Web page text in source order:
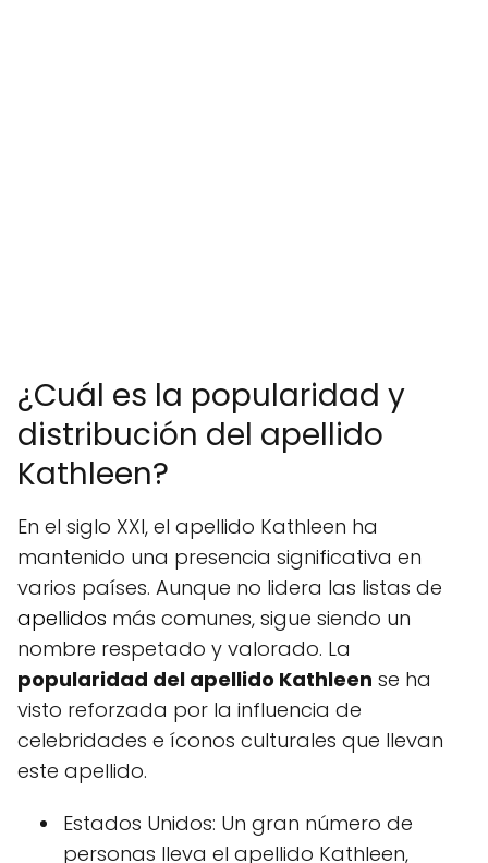
¿Cuál es la popularidad y
distribución del apellido
Kathleen?
En el siglo XXI, el apellido Kathleen ha
mantenido una presencia significativa en
varios países. Aunque no lidera las listas de
apellidos más comunes, sigue siendo un
nombre respetado y valorado. La
popularidad del apellido Kathleen se ha
visto reforzada por la influencia de
celebridades e íconos culturales que llevan
este apellido.
Estados Unidos: Un gran número de
personas lleva el apellido Kathleen,